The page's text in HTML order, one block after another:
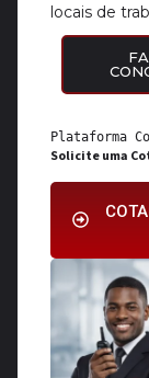
locais de
Plataforma
Solicite uma